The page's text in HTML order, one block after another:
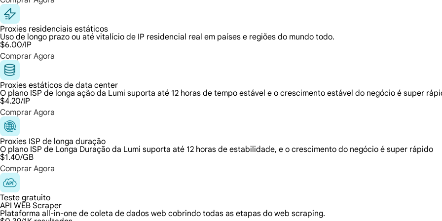
Proxies residenciais estáticos
Uso de longo prazo ou até vitalício de IP residencial real em países e regiões do mundo todo.
$6.00/IP
Comprar Agora
Proxies estáticos de data center
O plano ISP de longa ação da Lumi suporta até 12 horas de tempo estável e o crescimento estável do negócio é super
$4.20/IP
Comprar Agora
Proxies ISP de longa duração
O plano ISP de Longa Duração da Lumi suporta até 12 horas de estabilidade, e o crescimento do negócio é super rápido
$1.40/GB
Comprar Agora
Teste gratuito
API WEB Scraper
Plataforma all-in-one de coleta de dados web cobrindo todas as etapas do web scraping.